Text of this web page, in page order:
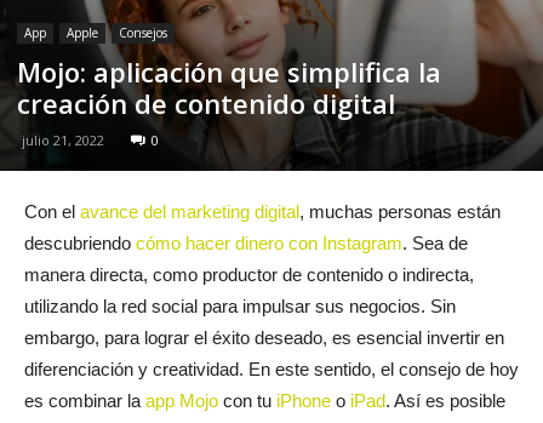
App Apple Consejos
Mojo: aplicación que simplifica la
creación de contenido digital
julio 21, 2022 0
Con el avance del marketing digital, muchas personas están
descubriendo cómo hacer dinero con Instagram. Sea de
manera directa, como productor de contenido o indirecta,
utilizando la red social para impulsar sus negocios. Sin
embargo, para lograr el éxito deseado, es esencial invertir en
diferenciación y creatividad. En este sentido, el consejo de hoy
es combinar la app Mojo con tu iPhone o iPad. Así es posible